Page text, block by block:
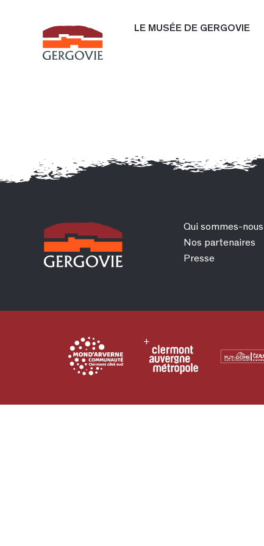
LE MUSÉE DE GERGOVIE
Qui sommes-nous
Nos partenaires
Presse